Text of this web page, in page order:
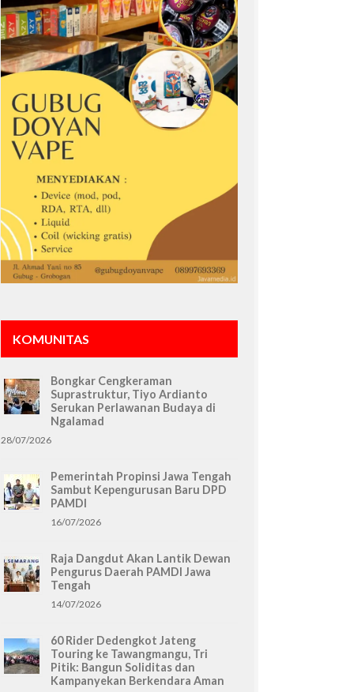
KOMUNITAS
Bongkar Cengkeraman
Suprastruktur, Tiyo Ardianto
Serukan Perlawanan Budaya di
Ngalamad
28/07/2026
Pemerintah Propinsi Jawa Tengah
Sambut Kepengurusan Baru DPD
PAMDI
16/07/2026
Raja Dangdut Akan Lantik Dewan
Pengurus Daerah PAMDI Jawa
Tengah
14/07/2026
60 Rider Dedengkot Jateng
Touring ke Tawangmangu, Tri
Pitik: Bangun Soliditas dan
Kampanyekan Berkendara Aman